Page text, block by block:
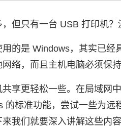
，但只有一台 USB 打印机
用的是 Windows，其实已经
络，而且主机电脑必须保
享更轻松一些。在局域网
的标准功能，尝试一些为远
我们就要深入讲解这些内容